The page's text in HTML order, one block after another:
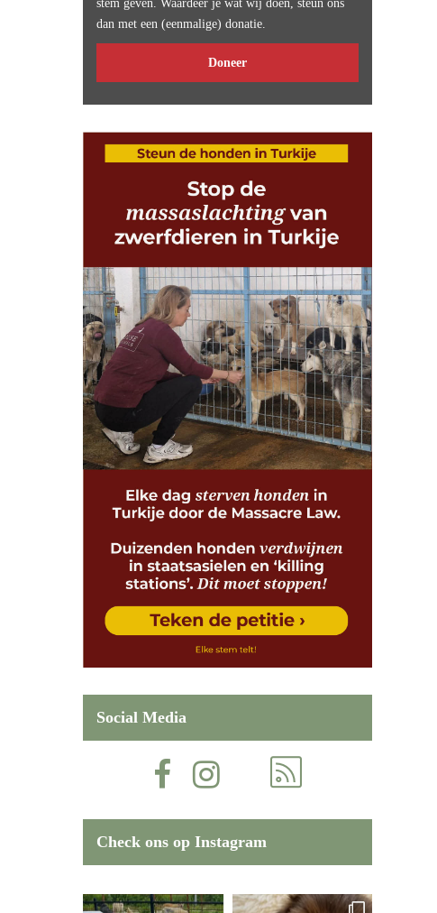
stem geven. Waardeer je wat wij doen, steun ons
dan met een (eenmalige) donatie.
Doneer
Social Media
Check ons op Instagram